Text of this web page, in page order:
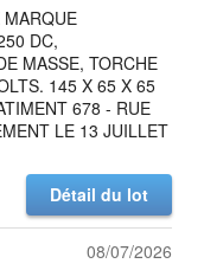
DC,
MASSE, TORCHE
145 X 65 X 65
678 - RUE
LE 13 JUILLET
Détail du lot
08/07/2026